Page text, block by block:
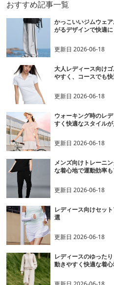
おすすめ記事一覧
かっこいいジムウェ
がるデザインで快適
更新日2026-06-18
大人レディース向け
やすく、コースでも
更新日2026-06-18
ウォーキング時のレ
すく快適なスタイル
更新日2026-06-18
メンズ向けトレーニ
な着心地で運動効率
更新日2026-06-18
レディース向けセッ
選
更新日2026-06-18
レディースのゆった
動きやすく快適な着